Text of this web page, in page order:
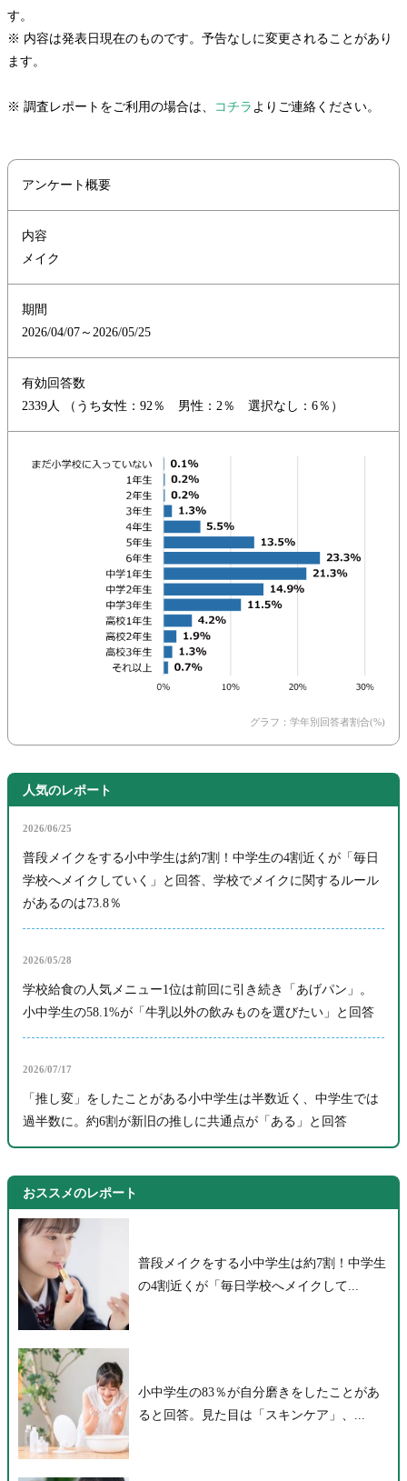
す。
※ 内容は発表日現在のものです。予告なしに変更されることがあり
ます。
※ 調査レポートをご利用の場合は、 コチラ よりご連絡ください。
アンケート概要
内容
メイク
期間
2026/04/07～2026/05/25
有効回答数
2339人 （うち女性：92％ 男性：2％ 選択なし：6％）
グラフ：学年別回答者割合(%)
人気のレポート
2026/06/25
普段メイクをする小中学生は約7割！中学生の4割近くが「毎日
学校へメイクしていく」と回答、学校でメイクに関するルール
があるのは73.8％
2026/05/28
学校給食の人気メニュー1位は前回に引き続き「あげパン」。
小中学生の58.1%が「牛乳以外の飲みものを選びたい」と回答
2026/07/17
「推し変」をしたことがある小中学生は半数近く、中学生では
過半数に。約6割が新旧の推しに共通点が「ある」と回答
おススメのレポート
普段メイクをする小中学生は約7割！中学生
の4割近くが「毎日学校へメイクして...
小中学生の83％が自分磨きをしたことがあ
ると回答。見た目は「スキンケア」、...